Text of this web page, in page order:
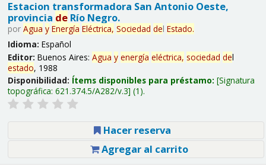
Estacion transformadora San Antonio Oeste,
provincia deRío Negro.
por Agua y Energía Eléctrica, Sociedad del Estado.
Idioma: Español
Editor: Buenos Aires: Agua y energía eléctrica, sociedad del
estado, 1988
Disponibilidad: Ítems disponibles para préstamo: Signatura
topográfica: 621.374.5/A282/v.3 (1).
Hacer reserva
Agregar al carrito